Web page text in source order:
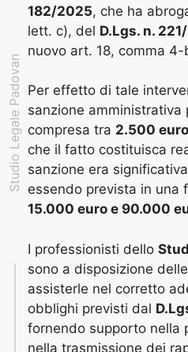
Studio Legale Padovan
182/2025, che ha
lett. c), del D.Lgs. n.
nuovo art. 18, comma 4-
Per effetto di tale
sanzione amministrativa
compresa tra 2.500
che il fatto costituisca
sanzione era
essendo prevista in una
15.000 euro e 90.000
I professionisti dello
sono a disposizione
assisterle nel corretto
obblighi previsti dal
fornendo supporto nella
nella trasmissione dei